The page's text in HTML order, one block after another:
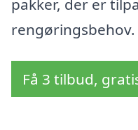
pakker, der er
rengøringsbehov.
Få 3 tilbud,